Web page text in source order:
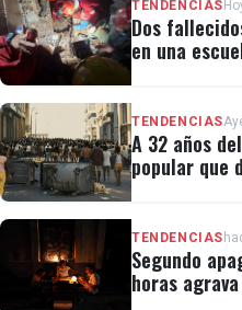
TENDENCIAS
Dos
en una
TENDENCIAS
A 32 años
popular que
TENDENCIAS
Segundo
horas